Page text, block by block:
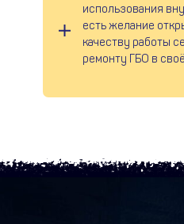
использования
есть желание
качеству работы
ремонту ГБО в